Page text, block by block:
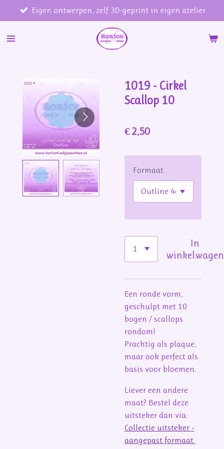
direct
naar
Eigen ontwerpen, zelf 3D-geprint in eigen atelier
1019 - Cirkel
Scallop 10
€ 2,50
Formaat
In
winkelwagen
Een ronde vorm,
geschulpt met 10
bogen / scallops
rondom!
Prachtig als plaque,
maar ook perfect als
basis voor bloemen.
Liever een andere
maat? Bestel deze
uitsteker dan via:
Collectie uitsteker -
aangepast formaat